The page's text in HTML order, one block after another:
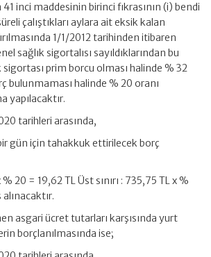
41 inci maddesinin birinci fıkrasının (i) bendi
çalıştıkları aylara ait eksik kalan
1/1/2012 tarihinden itibaren
sağlık sigortalısı sayıldıklarından bu
prim borcu olması halinde % 32
bulunmaması halinde % 20 oranı
yapılacaktır.
tarihleri arasında,
gün için tahakkuk ettirilecek borç
% 20 = 19,62 TL Üst sınırı : 735,75 TL x %
asgari ücret tutarları karşısında yurt
borçlanılmasında ise;